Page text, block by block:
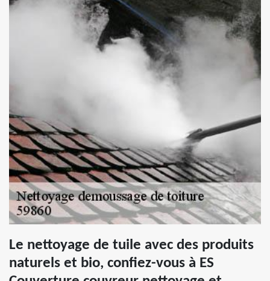
Le nettoyage de tuile avec des produits
naturels et bio, confiez-vous à ES